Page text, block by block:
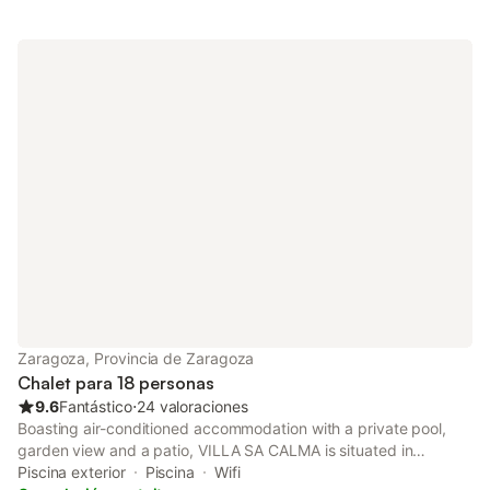
Zaragoza, Provincia de Zaragoza
Chalet para 18 personas
9.6Fantástico⋅24 valoraciones
Boasting air-conditioned accommodation with a private pool,
garden view and a patio, VILLA SA CALMA is situated in
Zaragoza. This property offers access to a balcony, table
Piscina exterior Piscina
Wifi